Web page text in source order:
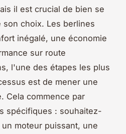
il est crucial de bien se
son choix. Les berlines
inégalé, une économie
sur route
l'une des étapes les plus
est de mener une
Cela commence par
spécifiques : souhaitez-
moteur puissant, une